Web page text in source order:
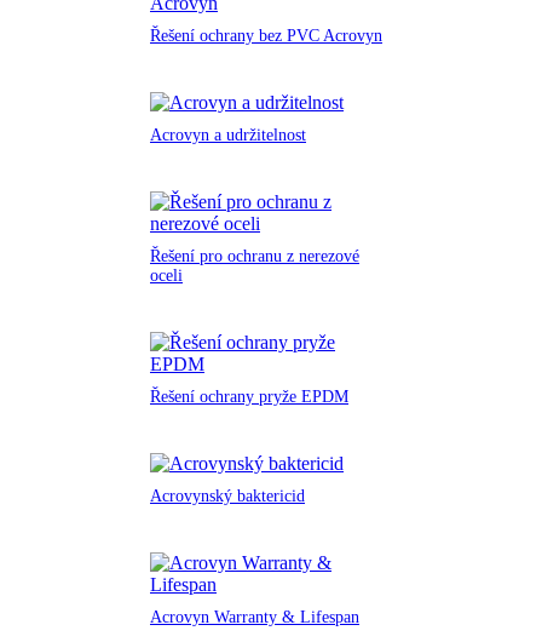
Řešení ochrany bez PVC Acrovyn
Acrovyn a udržitelnost
Řešení pro ochranu z nerezové
oceli
Řešení ochrany pryže EPDM
Acrovynský baktericid
Acrovyn Warranty & Lifespan